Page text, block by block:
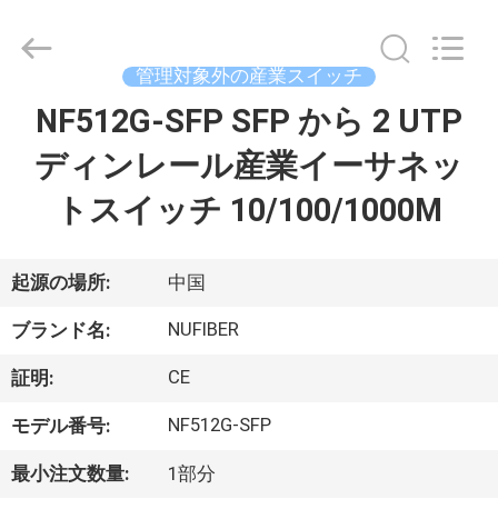
ダ
ク
ト
私
Shenzhen
Reserved.
Developed
管理対象外の産業スイッチ
NF512G-SFP SFP から 2 UTP
ディンレール産業イーサネッ
トスイッチ 10/100/1000M
起源の場所: 中国
ブランド名: NUFIBER
証明: CE
モデル番号: NF512G-SFP
最小注文数量: 1部分